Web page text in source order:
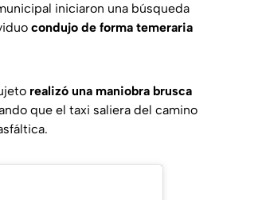
iniciaron una búsqueda
condujo de forma temeraria
realizó una maniobra brusca
que el taxi saliera del camino